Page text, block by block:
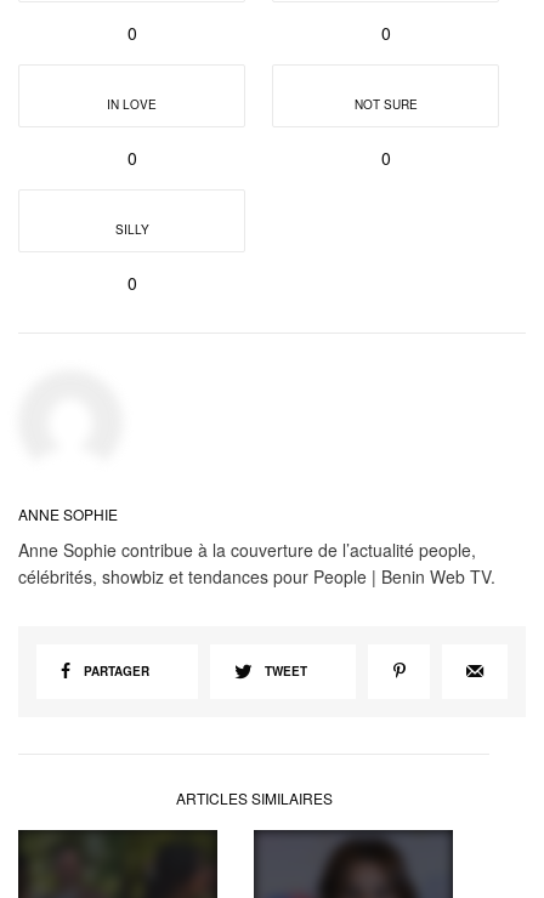
0 0
IN LOVE
0
NOT SURE
0
SILLY
0
ANNE SOPHIE
Anne Sophie contribue à la couverture de l’actualité people,
célébrités, showbiz et tendances pour People | Benin Web TV.
PARTAGER TWEET
ARTICLES SIMILAIRES